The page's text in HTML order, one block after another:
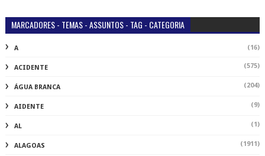
MARCADORES - TEMAS - ASSUNTOS - TAG - CATEGORIA
A (16)
ACIDENTE (575)
ÁGUA BRANCA (204)
AIDENTE (9)
AL (1)
ALAGOAS (1911)